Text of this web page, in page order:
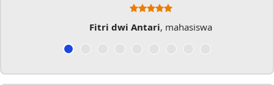
Fitri dwi Antari, mahasiswa